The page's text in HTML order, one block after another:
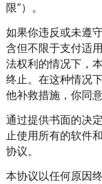
限”）。
如果你违反或未遵
含但不限于支付适
法权利的情况下，
终止。在这种情况
他补救措施，你同
通过提供书面的决
止使用所有的软件
协议。
本协议以任何原因